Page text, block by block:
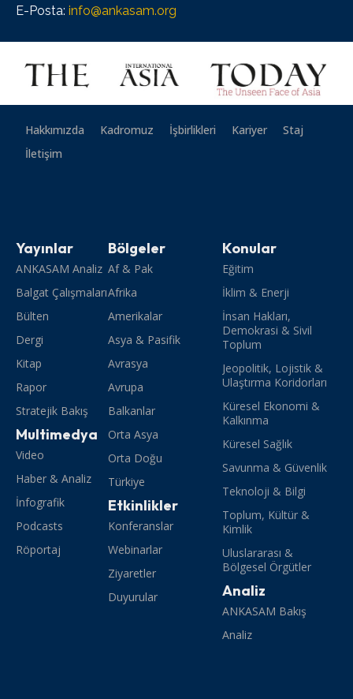
E-Posta: info@ankasam.org
Hakkımızda Kadromuz İşbirlikleri Kariyer
Staj
İletişim
Yayınlar
ANKASAM Analiz
Balgat Çalışmaları
Bülten
Dergi
Kitap
Rapor
Stratejik Bakış
Multimedya
Video
Haber & Analiz
İnfografik
Podcasts
Röportaj
Bölgeler
Af & Pak
Afrika
Amerikalar
Asya & Pasifik
Avrasya
Avrupa
Balkanlar
Orta Asya
Orta Doğu
Türkiye
Etkinlikler
Konferanslar
Webinarlar
Ziyaretler
Duyurular
Konular
Eğitim
İklim & Enerji
İnsan Hakları,
Demokrasi & Sivil
Toplum
Jeopolitik, Lojistik &
Ulaştırma Koridorları
Küresel Ekonomi &
Kalkınma
Küresel Sağlık
Savunma & Güvenlik
Teknoloji & Bilgi
Toplum, Kültür &
Kimlik
Uluslararası &
Bölgesel Örgütler
Analiz
ANKASAM Bakış
Analiz